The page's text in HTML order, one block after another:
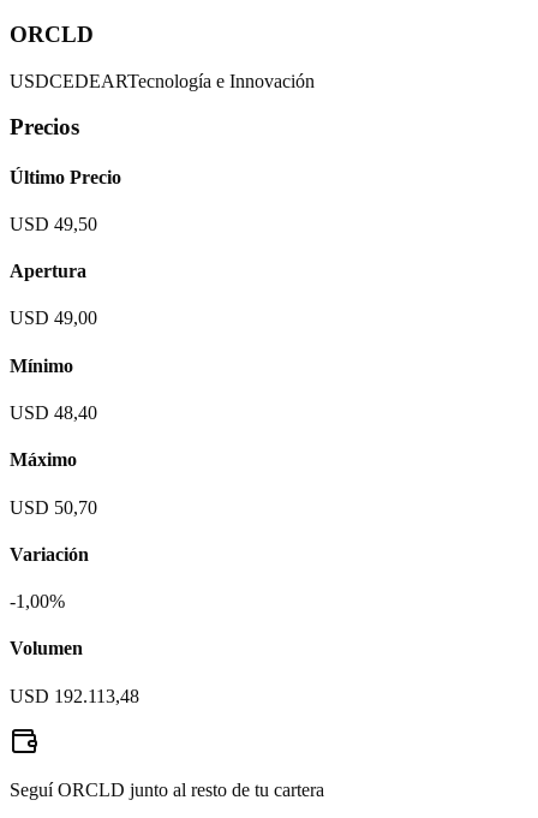
ORCLD
USDCEDEARTecnología e Innovación
Precios
Último Precio
USD 49,50
Apertura
USD 49,00
Mínimo
USD 48,40
Máximo
USD 50,70
Variación
-1,00%
Volumen
USD 192.113,48
Seguí ORCLD junto al resto de tu cartera